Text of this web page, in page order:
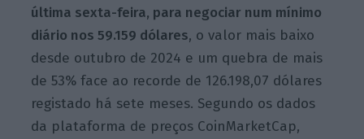
última sexta-feira, para negociar num mínimo
diário nos 59.159 dólares, o valor mais baixo
desde outubro de 2024 e um quebra de mais
de 53% face ao recorde de 126.198,07 dólares
registado há sete meses. Segundo os dados
da plataforma de preços CoinMarketCap,